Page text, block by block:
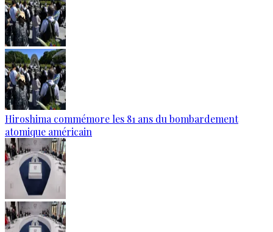
Hiroshima commémore les 81 ans du bombardement
atomique américain